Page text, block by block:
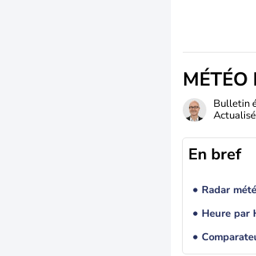
MÉTÉO
Bulletin
En bref
Radar
Heure par